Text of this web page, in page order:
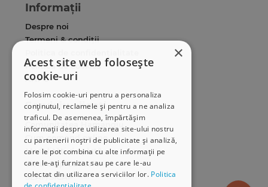
×
Acest site web folosește
cookie-uri
Folosim cookie-uri pentru a personaliza
conținutul, reclamele și pentru a ne analiza
traficul. De asemenea, împărtășim
informații despre utilizarea site-ului nostru
cu partenerii noștri de publicitate și analiză,
care le pot combina cu alte informații pe
care le-ați furnizat sau pe care le-au
colectat din utilizarea serviciilor lor. Politica
Informații
Despre noi
Termeni & condiții
Politica de cookies
ANPC
Serviciu clienți
Comunitatea Hamangiu
Cum comand online
Modalități de plată
Livrarea produselor
SEAP/SICAP